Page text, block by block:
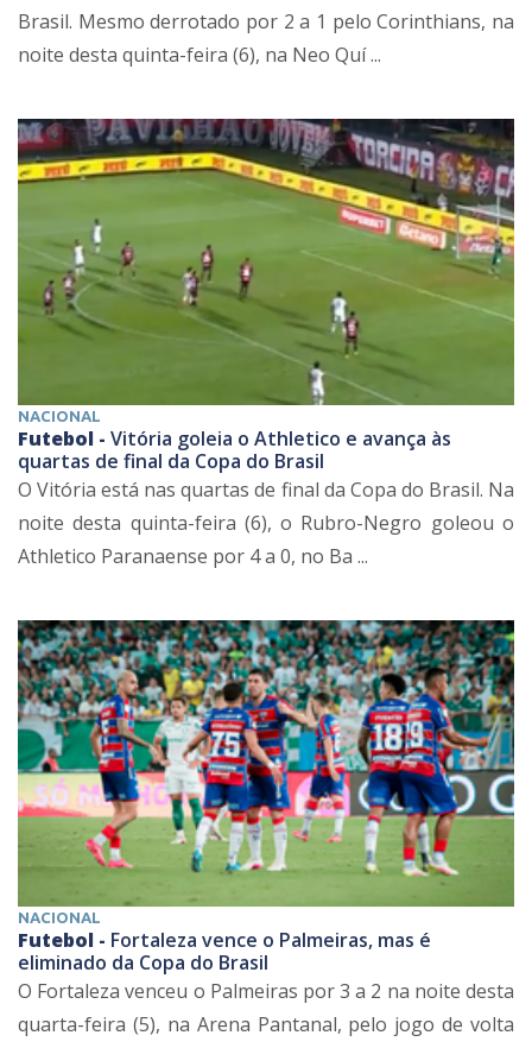
Brasil. Mesmo derrotado por 2 a 1 pelo Corinthians, na
noite desta quinta-feira (6), na Neo Quí ...
NACIONAL
Futebol - Vitória goleia o Athletico e avança às
quartas de final da Copa do Brasil
O Vitória está nas quartas de final da Copa do Brasil. Na
noite desta quinta-feira (6), o Rubro-Negro goleou o
Athletico Paranaense por 4 a 0, no Ba ...
NACIONAL
Futebol - Fortaleza vence o Palmeiras, mas é
eliminado da Copa do Brasil
O Fortaleza venceu o Palmeiras por 3 a 2 na noite desta
quarta-feira (5), na Arena Pantanal, pelo jogo de volta